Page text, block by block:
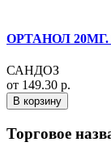
ОРТАНОЛ
САНДОЗ
от 149.30 р.
В корзину
Торговое